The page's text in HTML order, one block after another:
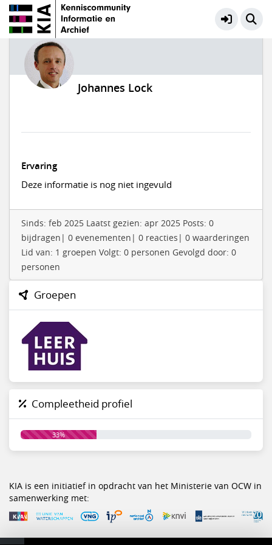
Johannes Lock
Ervaring
Deze informatie is nog niet ingevuld
Sinds: feb 2025 Laatst gezien: apr 2025 Posts: 0
bijdragen| 0 evenementen| 0 reacties| 0 waarderingen
Lid van: 1 groepen Volgt: 0 personen Gevolgd door: 0
personen
Groepen
Compleetheid profiel
33%
KIA is een initiatief in opdracht van het Ministerie van OCW in
samenwerking met: